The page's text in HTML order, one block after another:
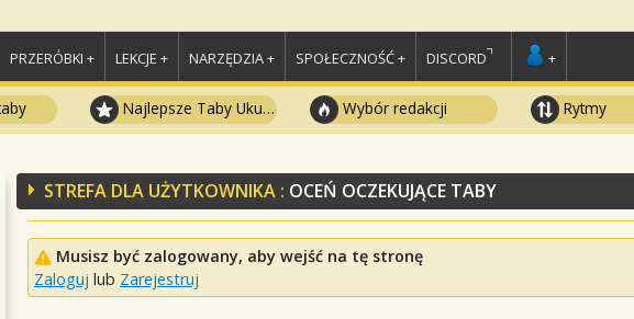
PRZERÓBKI + LEKCJE + NARZĘDZIA + SPOŁECZNOŚĆ + DISCORD +
Najlepsze Taby Ukulele Wybór redakcji Rytmy
STREFA DLA UŻYTKOWNIKA : OCEŃ OCZEKUJĄCE TABY
Musisz być zalogowany, aby wejść na tę stronę
Zaloguj lub Zarejestruj